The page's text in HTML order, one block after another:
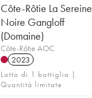
Côte-Rôtie La Sereine
Noire Gangloff
(Domaine)
Côte-Rôtie AOC
2023
Lotto di 1 bottiglia |
Quantità limitate